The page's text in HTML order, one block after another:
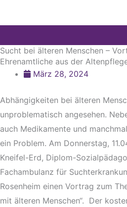
Sucht bei älteren Menschen –
Ehrenamtliche aus der
März 28, 2024
Abhängigkeiten bei älteren
unproblematisch angesehen.
auch Medikamente und
ein Problem. Am Donnerstag,
Kneifel-Erd, Diplom-
Fachambulanz für
Rosenheim einen Vortrag zum
mit älteren Menschen“. Der